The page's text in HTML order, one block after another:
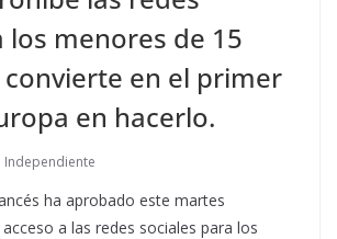
los menores de 15
convierte en el primer
en hacerlo.
Independiente
ha aprobado este martes
a las redes sociales para los